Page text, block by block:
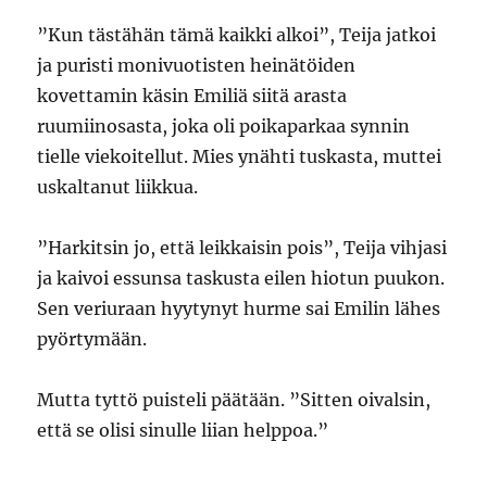
”Kun tästähän tämä kaikki alkoi”, Teija jatkoi
ja puristi monivuotisten heinätöiden
kovettamin käsin Emiliä siitä arasta
ruumiinosasta, joka oli poikaparkaa synnin
tielle viekoitellut. Mies ynähti tuskasta, muttei
uskaltanut liikkua.
”Harkitsin jo, että leikkaisin pois”, Teija vihjasi
ja kaivoi essunsa taskusta eilen hiotun puukon.
Sen veriuraan hyytynyt hurme sai Emilin lähes
pyörtymään.
Mutta tyttö puisteli päätään. ”Sitten oivalsin,
että se olisi sinulle liian helppoa.”